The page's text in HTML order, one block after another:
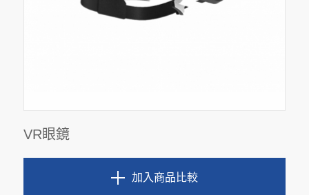
VR眼鏡
加入商品比較